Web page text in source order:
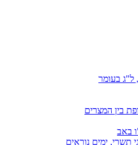
ל"ג בעומר
בין המצרים
באב
תשרי, ימים נוראים